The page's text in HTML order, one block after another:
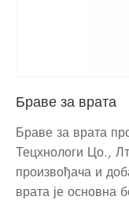
Браве за врата
Браве за врата
Тецхнологи Цо.,
произвођача и
врата је основна